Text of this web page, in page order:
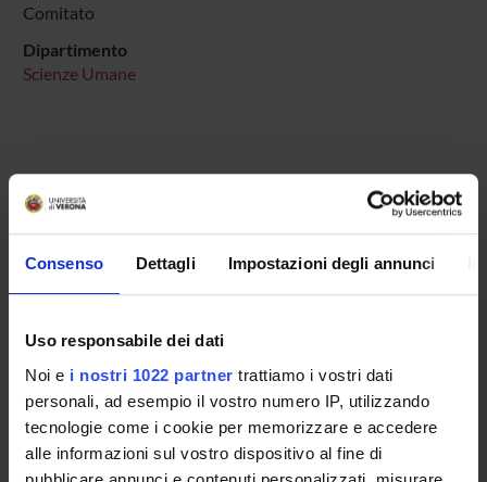
Consenso Dettagli Impostazioni degli annunci
Uso responsabile dei dati
Noi e i nostri 1022 partner trattiamo i vostri dati
personali, ad esempio il vostro numero IP, utilizzando
tecnologie come i cookie per memorizzare e accedere
alle informazioni sul vostro dispositivo al fine di
Comitato
Dipartimento
Scienze Umane
COMPONENTI
Marija Gostimir
SEDUTE E VERBALI